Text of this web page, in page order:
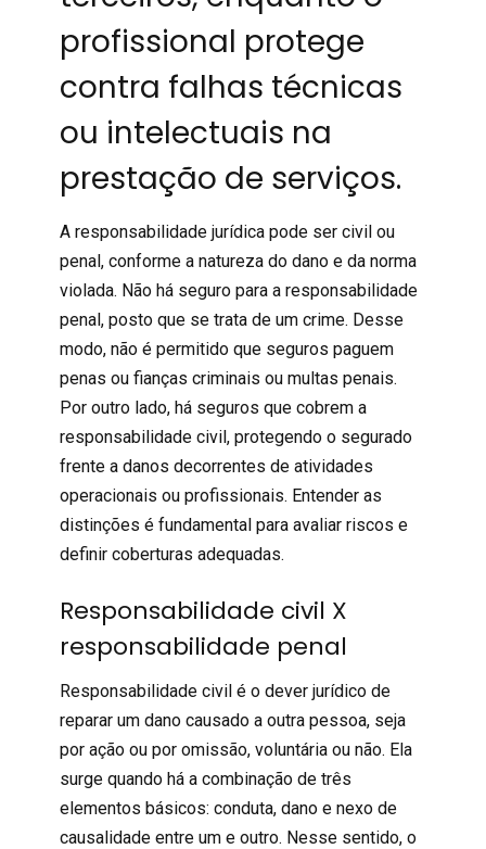
profissional protege
contra falhas técnicas
ou intelectuais na
prestação de serviços.
A responsabilidade jurídica pode ser civil ou
penal, conforme a natureza do dano e da norma
violada. Não há seguro para a responsabilidade
penal, posto que se trata de um crime. Desse
modo, não é permitido que seguros paguem
penas ou fianças criminais ou multas penais.
Por outro lado, há seguros que cobrem a
responsabilidade civil, protegendo o segurado
frente a danos decorrentes de atividades
operacionais ou profissionais. Entender as
distinções é fundamental para avaliar riscos e
definir coberturas adequadas.
Responsabilidade civil X
responsabilidade penal
Responsabilidade civilé o dever jurídico de
reparar um dano causado a outra pessoa, seja
por ação ou por omissão, voluntária ou não. Ela
surge quando há a combinação de três
elementos básicos: conduta, dano e nexo de
causalidade entre um e outro. Nesse sentido, o